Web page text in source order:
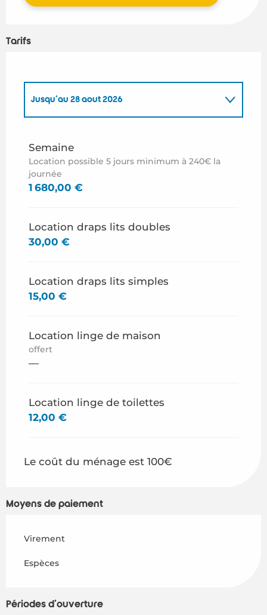
Tarifs
Jusqu'au 28 août 2026
29 août 2026 19 septembre 2026
Semaine
Location possible 5 jours minimum à 240€ la
journée
1 680,00 €
Location draps lits doubles
30,00 €
Location draps lits simples
15,00 €
Location linge de maison
offert
—
Location linge de toilettes
12,00 €
Le coût du ménage est 100€
Moyens de paiement
Virement
Espèces
Périodes d'ouverture